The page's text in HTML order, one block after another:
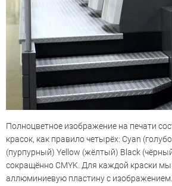
Полноцветное изображение на печати
красок, как правило четырёх: Cyan
(пурпурный) Yellow (жёлтый) Black
сокращённо CMYK. Для каждой краски
аллюминиевую пластину с